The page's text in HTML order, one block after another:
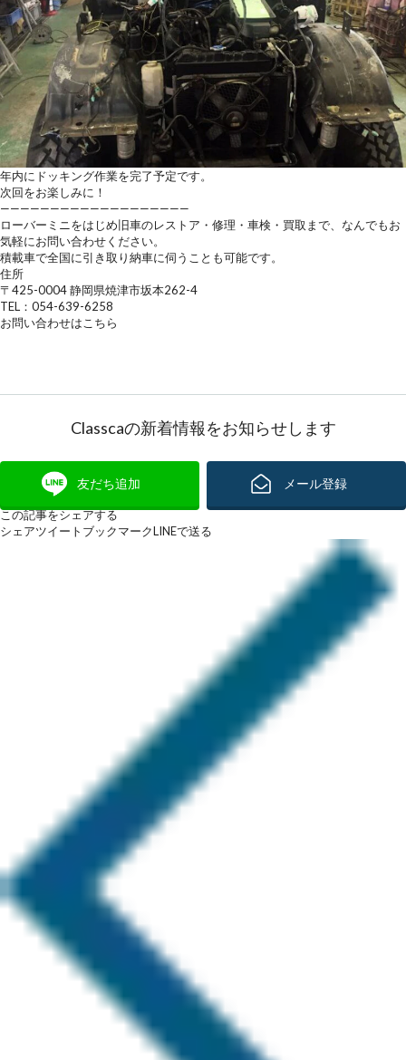
年内にドッキング作業を完了予定です。
次回をお楽しみに！
———————————————————
ローバーミニをはじめ旧車のレストア・修理・車検・買取まで、なんでもお
気軽にお問い合わせください。
積載車で全国に引き取り納車に伺うことも可能です。
住所
〒425-0004 静岡県焼津市坂本262-4
TEL：054-639-6258
お問い合わせはこちら
Classcaの新着情報をお知らせします
友だち追加 メール登録
この記事をシェアする
シェアツイート ブックマークLINEで送る